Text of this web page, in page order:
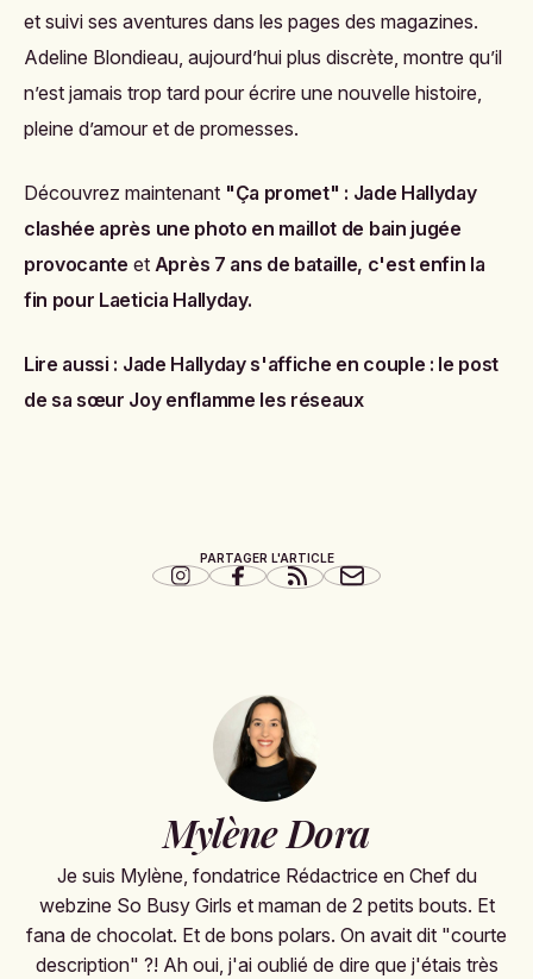
et suivi ses aventures dans les pages des magazines.
Adeline Blondieau, aujourd’hui plus discrète, montre qu’il
n’est jamais trop tard pour écrire une nouvelle histoire,
pleine d’amour et de promesses.
Découvrez maintenant "Ça promet" : Jade Hallyday
clashée après une photo en maillot de bain jugée
provocante et Après 7 ans de bataille, c'est enfin la
fin pour Laeticia Hallyday.
Lire aussi : Jade Hallyday s'affiche en couple : le post
de sa sœur Joy enflamme les réseaux
PARTAGER L'ARTICLE
Mylène Dora
Je suis Mylène, fondatrice Rédactrice en Chef du
webzine So Busy Girls et maman de 2 petits bouts. Et
fana de chocolat. Et de bons polars. On avait dit "courte
description" ?! Ah oui, j'ai oublié de dire que j'étais très